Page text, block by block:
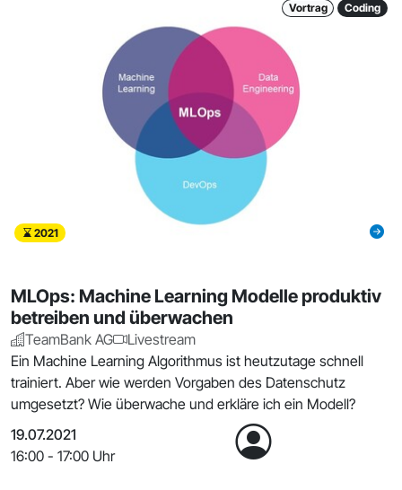
Vortrag Coding
2021
MLOps: Machine Learning Modelle produktiv
betreiben und überwachen
TeamBank AG
Livestream
Ein Machine Learning Algorithmus ist heutzutage schnell
trainiert. Aber wie werden Vorgaben des Datenschutz
umgesetzt? Wie überwache und erkläre ich ein Modell?
19.07.2021
16:00 - 17:00 Uhr